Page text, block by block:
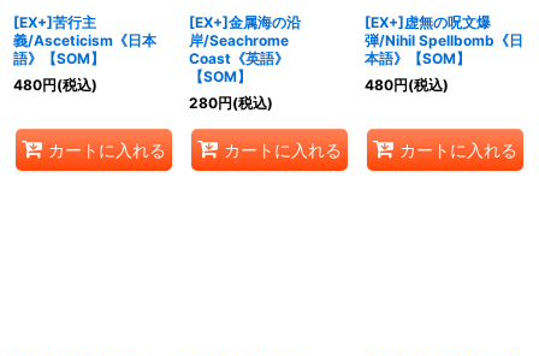
[EX+]苦行主
義/Asceticism《日本
語》【SOM】
480円(税込)
カートに入れる
[EX+]金属海の沿
岸/Seachrome
Coast《英語》
【SOM】
280円(税込)
カートに入れる
[EX+]虚無の呪文爆
弾/Nihil Spellbomb《日
本語》【SOM】
480円(税込)
カートに入れる